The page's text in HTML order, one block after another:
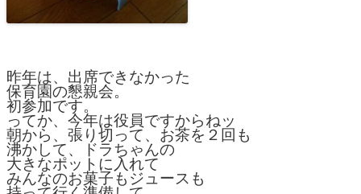
昨年は、出席できなかった
保育園の懇親会。
初参加です。
ってか、今年は役員ですからねッ
朝から、張り切って、お茶を２回も
沸かして、ドラちゃんの
大きなポットに入れて
みんなのお菓子もジュースも